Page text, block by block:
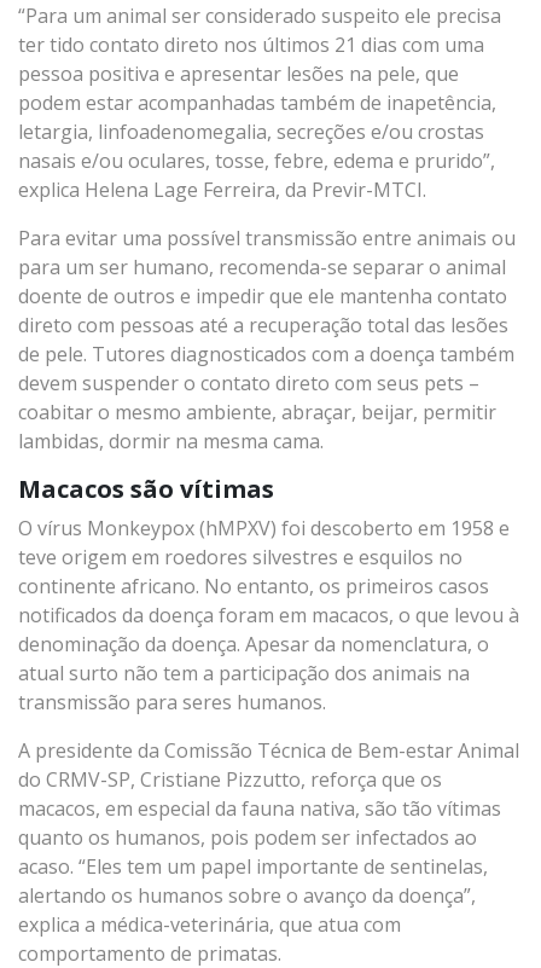
“Para um animal ser considerado suspeito ele precisa
ter tido contato direto nos últimos 21 dias com uma
pessoa positiva e apresentar lesões na pele, que
podem estar acompanhadas também de inapetência,
letargia, linfoadenomegalia, secreções e/ou crostas
nasais e/ou oculares, tosse, febre, edema e prurido”,
explica Helena Lage Ferreira, da Previr-MTCI.
Para evitar uma possível transmissão entre animais ou
para um ser humano, recomenda-se separar o animal
doente de outros e impedir que ele mantenha contato
direto com pessoas até a recuperação total das lesões
de pele. Tutores diagnosticados com a doença também
devem suspender o contato direto com seus pets –
coabitar o mesmo ambiente, abraçar, beijar, permitir
lambidas, dormir na mesma cama.
Macacos são vítimas
O vírus Monkeypox (hMPXV) foi descoberto em 1958 e
teve origem em roedores silvestres e esquilos no
continente africano. No entanto, os primeiros casos
notificados da doença foram em macacos, o que levou à
denominação da doença. Apesar da nomenclatura, o
atual surto não tem a participação dos animais na
transmissão para seres humanos.
A presidente da Comissão Técnica de Bem-estar Animal
do CRMV-SP, Cristiane Pizzutto, reforça que os
macacos, em especial da fauna nativa, são tão vítimas
quanto os humanos, pois podem ser infectados ao
acaso. “Eles tem um papel importante de sentinelas,
alertando os humanos sobre o avanço da doença”,
explica a médica-veterinária, que atua com
comportamento de primatas.